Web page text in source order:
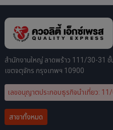
สำนักงานใหญ่ ลาดพร้าว 111/30-31
เขตจตุจักร กรุงเทพฯ 10900
เลขอนุญาตประกอบธุรกิจนำเที่ยว:
สาขาทั้งหมด